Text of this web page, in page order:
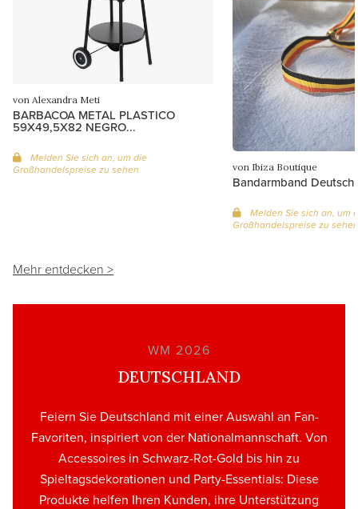
von Alexandra Meti
BARBACOA METAL PLASTICO
59X49,5X82 NEGRO...
Melden Sie sich an, um die
Großhandelspreise zu sehen
von Ibiza Boutique
Bandarmband
Melden Sie sich an, um
Großhandelspreise zu sehen
Mehr entdecken >
WM 2026
DEUTSCHLAND
Feiern Sie Deutschland mit einer Auswahl an Fan-
Favoriten, inspiriert von der Nationalmannschaft. Von
Accessoires in Schwarz-Rot-Gold bis hin zu
Spieltagsdekorationen und Party-Essentials: Diese
Produkte helfen Ihren Kunden, ihre Unterstützung